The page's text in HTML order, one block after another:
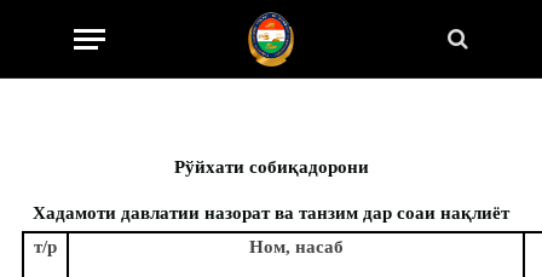
Рўйхати собиқадорони
Хадамоти давлатии назорат ва танзим дар соаи нақлиёт
т/р
Ном, насаб